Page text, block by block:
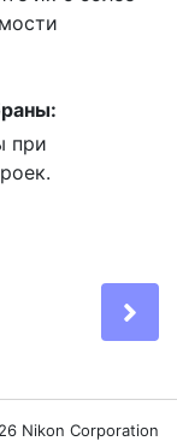
при
Nikon Corporation